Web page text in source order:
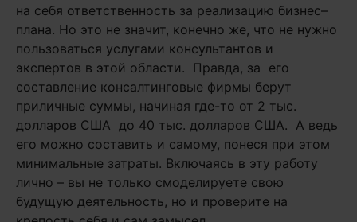
на себя ответственность за реализацию бизнес–
плана. Но это не значит, конечно же, что не нужно
пользоваться услугами консультантов и
экспертов в этой области. Правда, за его
составление консалтинговые фирмы берут
приличные суммы, начиная где-то от 2 тыс.
долларов США до 40 тыс. долларов США. А ведь
его можно составить и самому, понеся при этом
минимальные затраты. Включаясь в эту работу
лично – вы не только смоделируете свою
будущую деятельность, но и проверите на